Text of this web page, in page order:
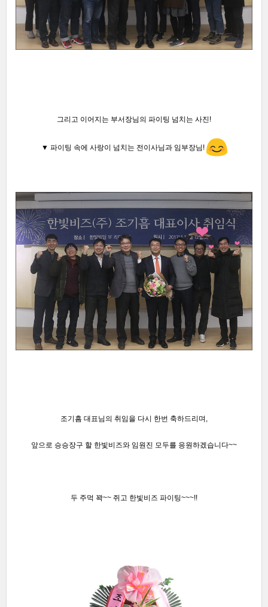
그리고 이어지는 부서장님의 파이팅 넘치는 사진!
▼ 파이팅 속에 사랑이 넘치는 전이사님과 임부장님!
조기흠 대표님의 취임을 다시 한번 축하드리며,
앞으로 승승장구 할 한빛비즈와 임원진 모두를 응원하겠습니다~~
두 주먹 꽉~~ 쥐고 한빛비즈 파이팅~~~!!